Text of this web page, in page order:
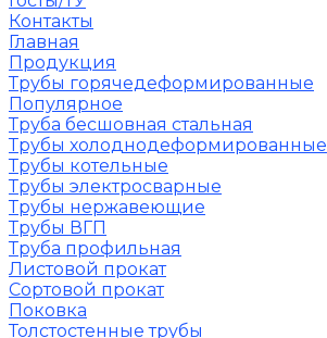
Контакты
Главная
Продукция
Трубы горячедеформированные
Популярное
Труба бесшовная стальная
Трубы холоднодеформированные
Трубы котельные
Трубы электросварные
Трубы нержавеющие
Трубы ВГП
Труба профильная
Листовой прокат
Сортовой прокат
Поковка
Толстостенные трубы